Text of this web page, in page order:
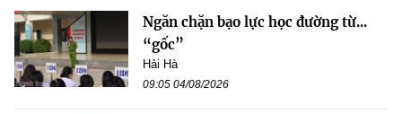
Ngăn chặn bạo lực học đường từ...
“gốc”
Hải Hà
09:05 04/08/2026